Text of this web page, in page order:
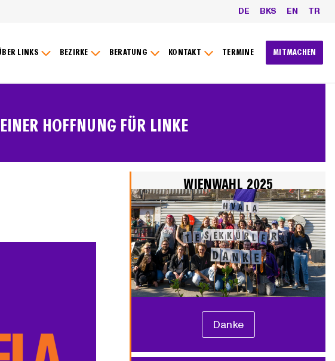
DE BKS EN TR
LINKS BEZIRKE BERATUNG KONTAKT TERMINE MITMACHEN
HOFFNUNG FÜR LINKE
WIENWAHL 2025
Danke